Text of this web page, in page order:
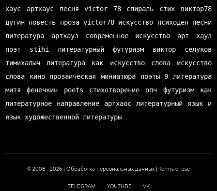
хаус
артхаус песня victor 78 спираль стих
виктор78
дугин повесть проза victor78 искусство психодел песни
литература
артхауз современное искусство
арт хауз
поэт
stihi литературный футуризм
виктор селуков
тимихалыч
литература как искусство слова
искусство
слова
кино прозаическая миниатюра поэты
9 литература
митя фенечкин
poets стихотворение опч
футуризм как
литературное направление
артхаос
литературный язык и
язык художественной литературы
© 2008 - 2026 | Обработка персональных данных Terms of use
TELEGRAM YOUTUBE VK